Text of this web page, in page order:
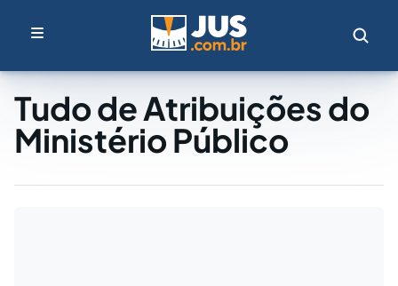
Tudo de Atribuições do
Ministério Público